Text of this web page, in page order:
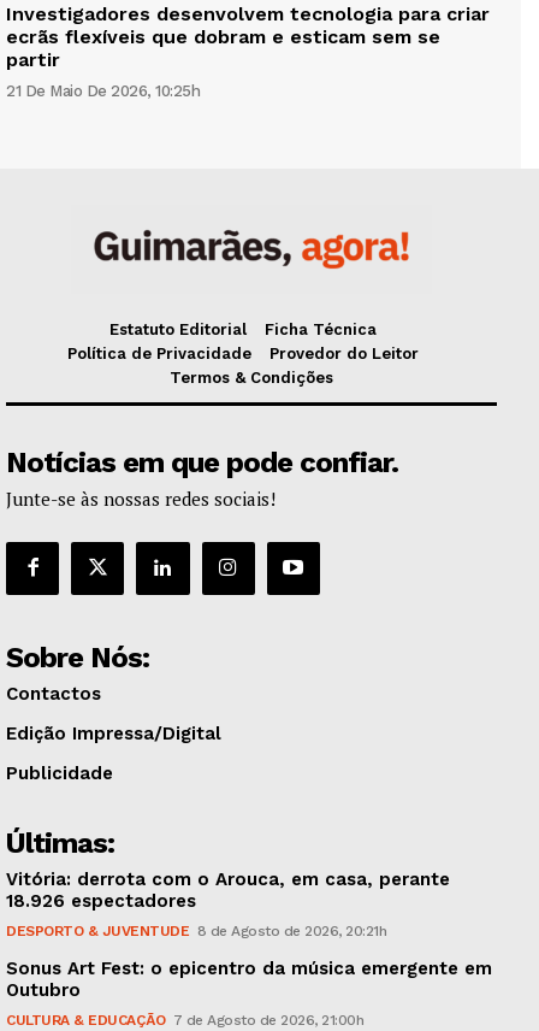
Investigadores desenvolvem tecnologia para criar
ecrãs flexíveis que dobram e esticam sem se
partir
21 De Maio De 2026, 10:25h
Estatuto Editorial
Ficha Técnica
Política de Privacidade
Provedor do Leitor
Termos & Condições
Notícias em que pode confiar.
Junte-se às nossas redes sociais!
Sobre Nós:
Contactos
Edição Impressa/Digital
Publicidade
Últimas:
Vitória: derrota com o Arouca, em casa, perante
18.926 espectadores
DESPORTO & JUVENTUDE 8 de Agosto de 2026, 20:21h
Sonus Art Fest: o epicentro da música emergente em
Outubro
CULTURA & EDUCAÇÃO 7 de Agosto de 2026, 21:00h